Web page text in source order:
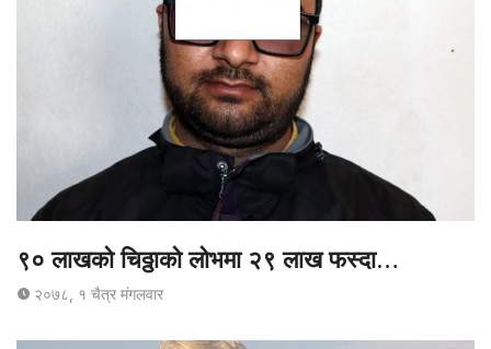
९० लाखको चिठ्ठाको लोभमा २९ लाख फस्दा…
२०७८, १ चैत्र मंगलवार